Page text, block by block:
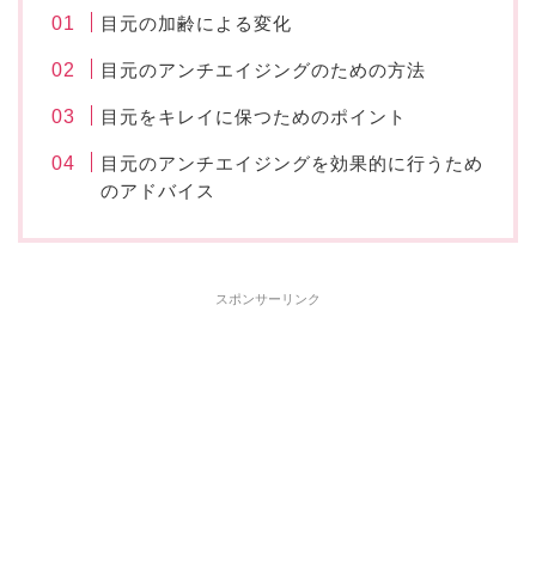
目元の加齢による変化
目元のアンチエイジングのための方法
目元をキレイに保つためのポイント
目元のアンチエイジングを効果的に行うため
のアドバイス
スポンサーリンク